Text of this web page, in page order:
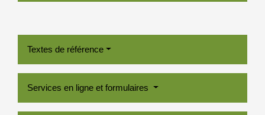
Textes de référence
Services en ligne et formulaires